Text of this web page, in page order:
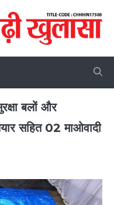
बलों और
सहित 02 माओवादी